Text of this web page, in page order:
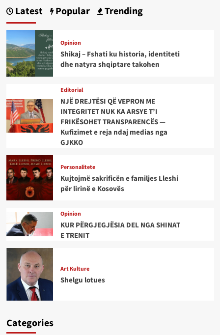
Latest Popular Trending
Opinion
Shikaj – Fshati ku historia, identiteti
dhe natyra shqiptare takohen
Editorial
NJË DREJTËSI QË VEPRON ME
INTEGRITET NUK KA ARSYE T’I
FRIKËSOHET TRANSPARENCËS —
Kufizimet e reja ndaj medias nga
GJKKO
Personalitete
Kujtojmë sakrificën e familjes Lleshi
për lirinë e Kosovës
Opinion
KUR PËRGJEGJËSIA DEL NGA SHINAT
E TRENIT
Art Kulture
Shelgu lotues
Categories